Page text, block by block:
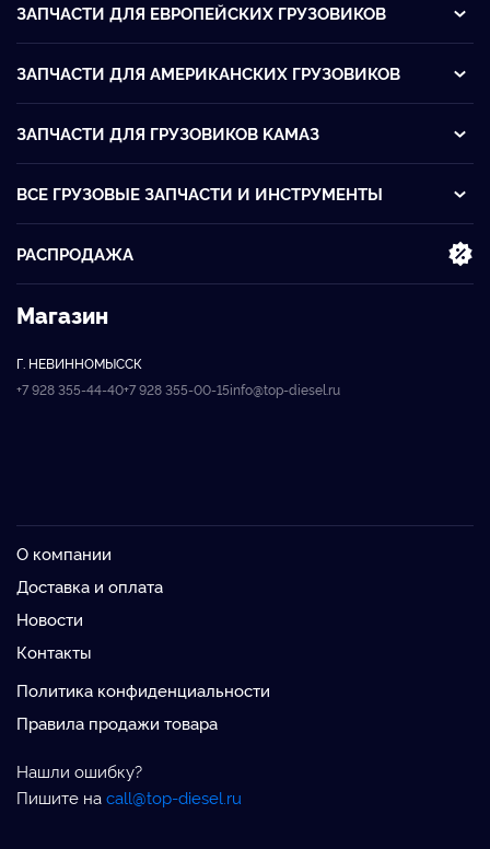
ЗАПЧАСТИ ДЛЯ ЕВРОПЕЙСКИХ ГРУЗОВИКОВ
ЗАПЧАСТИ ДЛЯ АМЕРИКАНСКИХ ГРУЗОВИКОВ
ЗАПЧАСТИ ДЛЯ ГРУЗОВИКОВ KАМАЗ
ВСЕ ГРУЗОВЫЕ ЗАПЧАСТИ И ИНСТРУМЕНТЫ
РАСПРОДАЖА
Магазин
Г. НЕВИННОМЫССК
+7 928 355-44-40+7 928 355-00-15info@top-diesel.ru
О компании
Доставка и оплата
Новости
Контакты
Политика конфиденциальности
Правила продажи товара
Нашли ошибку?
Пишите наcall@top-diesel.ru